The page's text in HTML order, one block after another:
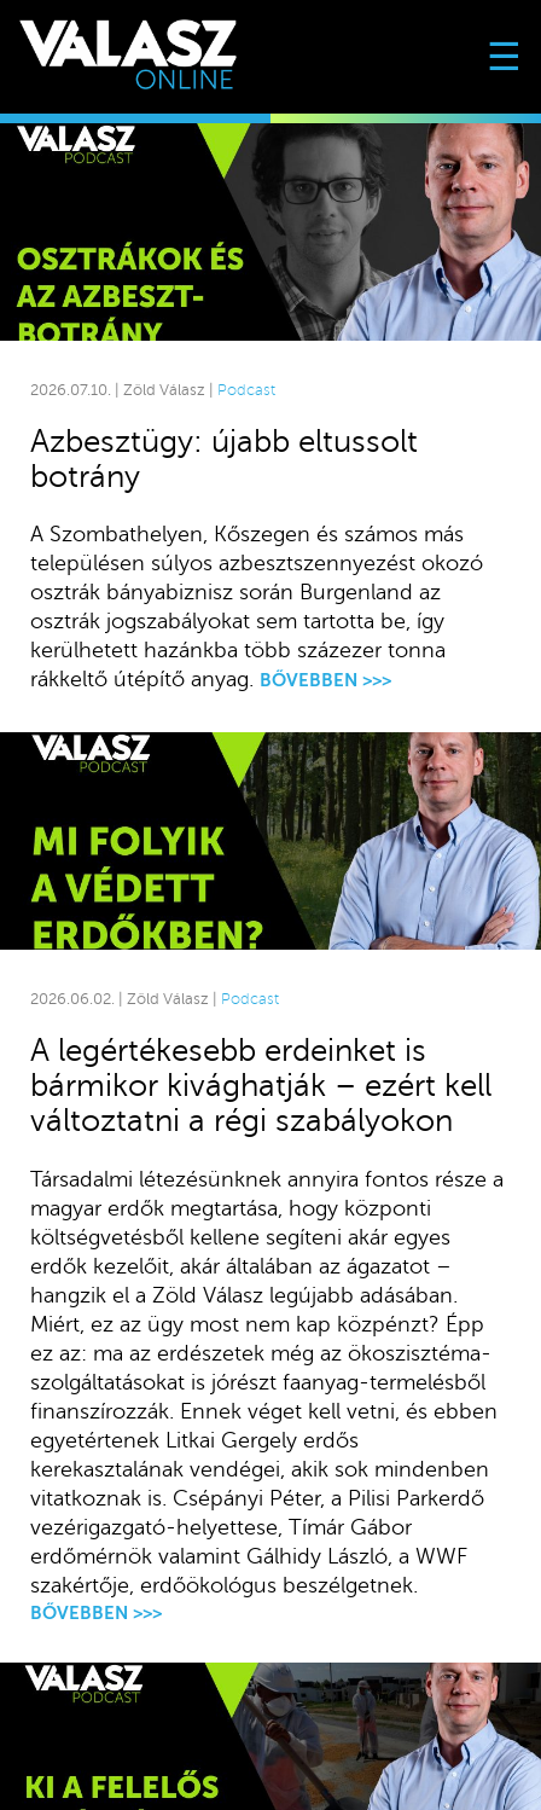
☰
2026.07.10. | Zöld Válasz | Podcast
Azbesztügy: újabb eltussolt
botrány
A Szombathelyen, Kőszegen és számos más
településen súlyos azbesztszennyezést okozó
osztrák bányabiznisz során Burgenland az
osztrák jogszabályokat sem tartotta be, így
kerülhetett hazánkba több százezer tonna
rákkeltő útépítő anyag. BŐVEBBEN >>>
2026.06.02. | Zöld Válasz | Podcast
A legértékesebb erdeinket is
bármikor kivághatják – ezért kell
változtatni a régi szabályokon
Társadalmi létezésünknek annyira fontos része a
magyar erdők megtartása, hogy központi
költségvetésből kellene segíteni akár egyes
erdők kezelőit, akár általában az ágazatot –
hangzik el a Zöld Válasz legújabb adásában.
Miért, ez az ügy most nem kap közpénzt? Épp
ez az: ma az erdészetek még az ökoszisztéma-
szolgáltatásokat is jórészt faanyag-termelésből
finanszírozzák. Ennek véget kell vetni, és ebben
egyetértenek Litkai Gergely erdős
kerekasztalának vendégei, akik sok mindenben
vitatkoznak is. Csépányi Péter, a Pilisi Parkerdő
vezérigazgató-helyettese, Tímár Gábor
erdőmérnök valamint Gálhidy László, a WWF
szakértője, erdőökológus beszélgetnek.
BŐVEBBEN >>>